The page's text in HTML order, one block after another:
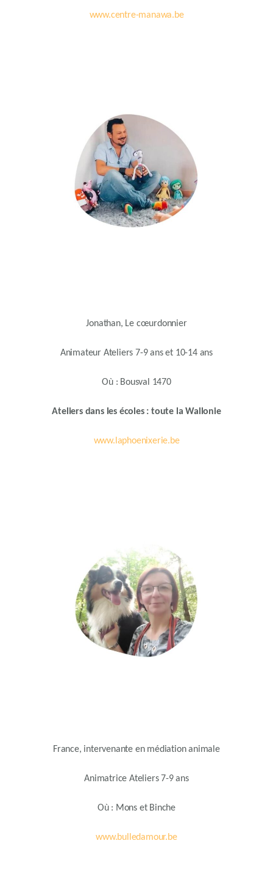
www.centre-manawa.be
Jonathan, Le cœurdonnier
Animateur Ateliers 7-9 ans et 10-14 ans
Où : Bousval 1470
Ateliers dans les écoles : toute la Wallonie
www.laphoenixerie.be
France, intervenante en médiation animale
Animatrice Ateliers 7-9 ans
Où : Mons et Binche
www.bulledamour.be